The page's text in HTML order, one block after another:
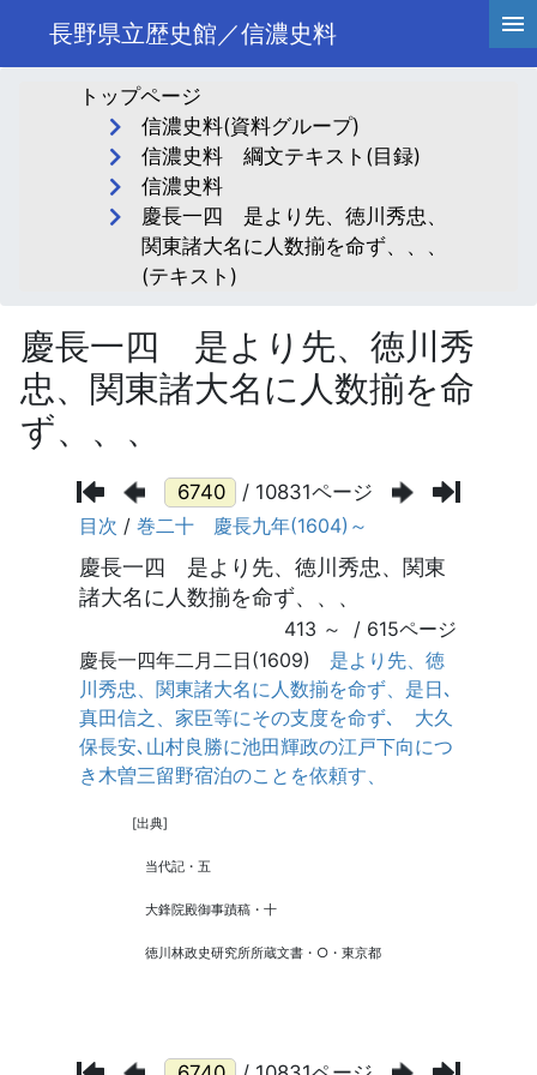
長野県立歴史館／信濃史料
トップページ
信濃史料(資料グループ)
信濃史料 綱文テキスト(目録)
信濃史料
慶長一四 是より先、徳川秀忠、
関東諸大名に人数揃を命ず、、、
(テキスト)
慶長一四 是より先、徳川秀
忠、関東諸大名に人数揃を命
ず、、、
/ 10831ページ